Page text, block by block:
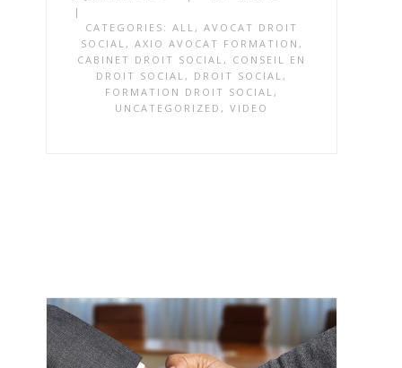
|
CATEGORIES:ALL ,AVOCAT DROIT
SOCIAL , AXIO AVOCAT FORMATION ,
CABINET DROIT SOCIAL , CONSEIL EN
DROIT SOCIAL , DROIT SOCIAL ,
FORMATION DROIT SOCIAL ,
UNCATEGORIZED ,VIDEO